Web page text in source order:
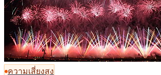
ความเสี่ยงสูง